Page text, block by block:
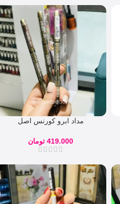
مداد ابرو کورنس اصل
419.000 تومان